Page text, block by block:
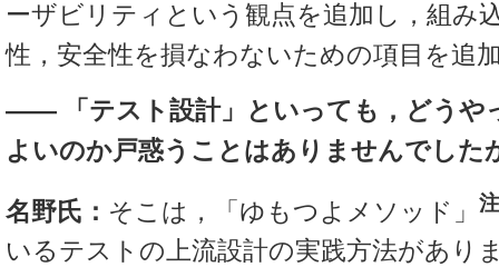
ーザビリティという観点を追加し，組み
性，安全性を損なわないための項目を追
―― 「テスト設計」といっても，どうや
よいのか戸惑うことはありませんでした
名野氏： そこは，「ゆもつよメソッド」
いるテストの上流設計の実践方法があり